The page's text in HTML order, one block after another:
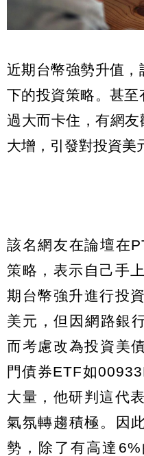
近期台幣強勢升值
下的投資策略。甚
過大而卡住，有網
大增，引發對投資美
該名網友在論壇在
策略，表示自己手
期台幣強升進行投
美元，但因網路銀
而考慮改為投資美
門債券ETF如
大量，他研判這代
氣氛轉趨積極。因
勢，除了有高達